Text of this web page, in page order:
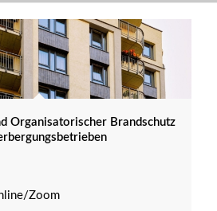
Organisatorischer Brandschutz
Zoom